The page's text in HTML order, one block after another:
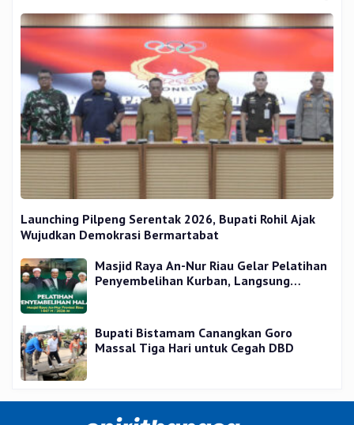
Launching Pilpeng Serentak 2026, Bupati Rohil Ajak
Wujudkan Demokrasi Bermartabat
Masjid Raya An-Nur Riau Gelar Pelatihan
Penyembelihan Kurban, Langsung
Bupati Bistamam Canangkan Goro
Massal Tiga Hari untuk Cegah DBD